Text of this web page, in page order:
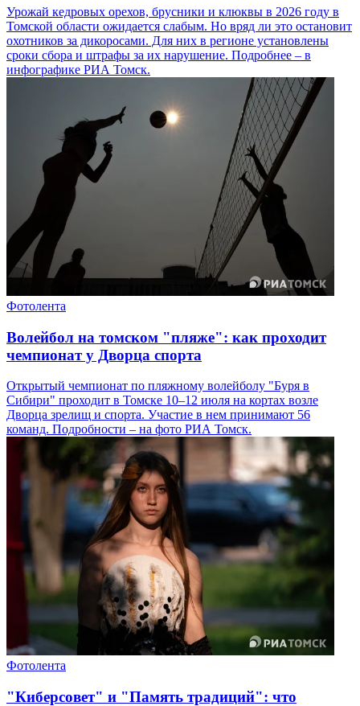
Урожай кедровых орехов, брусники и клюквы в 2026 году в
Томской области ожидается слабым. Но вряд ли это остановит
охотников за дикоросами. Для них в регионе установлены
сроки сбора и штрафы за их нарушение. Подробнее – в
инфографике РИА Томск.
Фотолента
Волейбол на томском "пляже": как проходит
чемпионат у Дворца спорта
Открытый чемпионат по пляжному волейболу "Буря в
Сибири" проходит в Томске 10–12 июля на кортах возле
Дворца зрелищ и спорта. Участие в нем принимают 56
команд. Подробности – на фото РИА Томск.
Фотолента
"Киберсовет" и "Память традиций": что